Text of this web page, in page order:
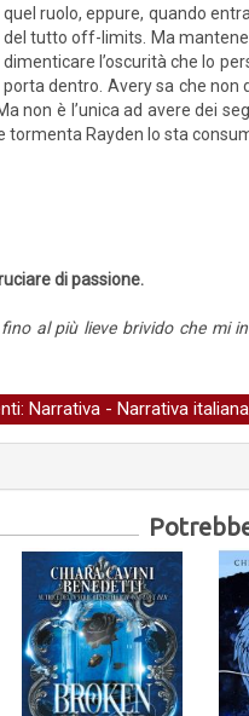
quel ruolo, eppure, quando
del tutto off-limits. Ma
dimenticare l’oscurità che lo
porta dentro. Avery sa che non
non è l’unica ad avere dei
Rayden lo sta
di passione.
al più lieve brivido che mi
Narrativa - Narrativa italiana